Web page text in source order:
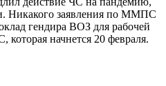
Никакого заявления по ММПС
гендира ВОЗ для рабочей
начнется 20 февраля.